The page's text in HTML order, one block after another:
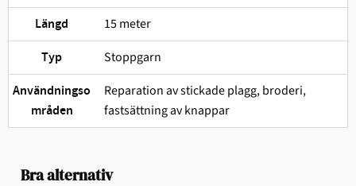
Längd 15 meter
Typ Stoppgarn
Användningso
mråden
Reparation av stickade plagg, broderi,
fastsättning av knappar
Bra alternativ